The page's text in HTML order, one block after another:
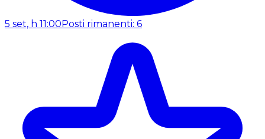
5 set, h 11:00 Posti rimanenti: 6